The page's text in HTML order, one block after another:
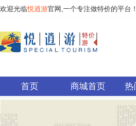
欢迎光临悦逍游官网,一个专注做特价的平台
首页 商城首页 热